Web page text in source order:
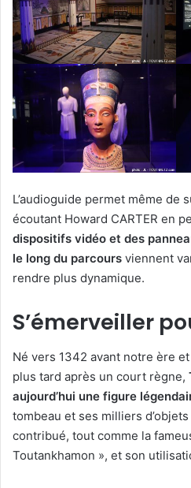
L’audioguide permet même de
écoutant Howard CARTER en
dispositifs vidéo et des
le long du parcours viennent
rendre plus dynamique.
S’émerveiller
Né vers 1342 avant notre ère
plus tard après un court règne,
aujourd’hui une figure
tombeau et ses milliers
contribué, tout comme la
Toutankhamon », et son